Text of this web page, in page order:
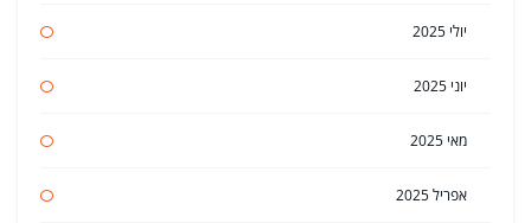
יולי 2025
יוני 2025
מאי 2025
אפריל 2025